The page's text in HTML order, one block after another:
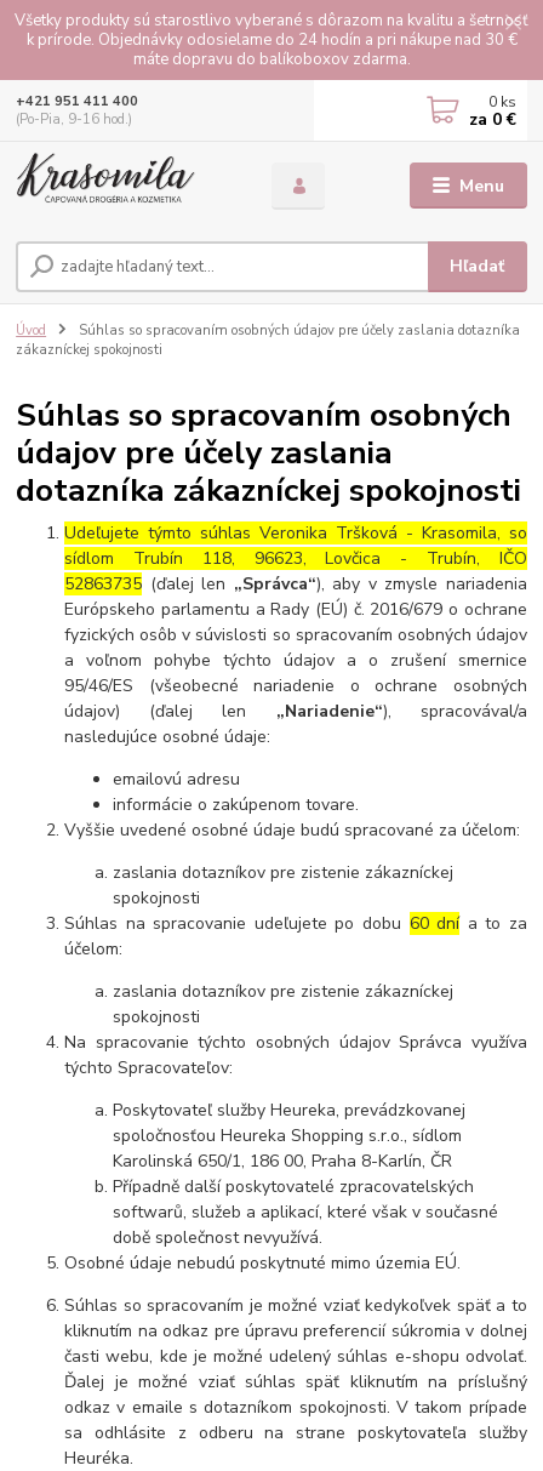
Všetky produkty sú starostlivo vyberané s dôrazom na kvalitu a šetrnosť
k prírode. Objednávky odosielame do 24 hodín a pri nákupe nad 30 €
máte dopravu do balíkoboxov zdarma.
Menu
Hľadať
+421 951 411 400
(Po-Pia, 9-16 hod.)
0 ks
za 0 €
Úvod
Súhlas so spracovaním osobných údajov pre účely zaslania dotazníka
zákazníckej spokojnosti
Súhlas so spracovaním osobných
údajov pre účely zaslania
dotazníka zákazníckej spokojnosti
Udeľujete týmto súhlas Veronika Tršková - Krasomila, so
sídlom Trubín 118, 96623, Lovčica - Trubín, IČO
52863735 (ďalej len „Správca“), aby v zmysle nariadenia
Európskeho parlamentu a Rady (EÚ) č. 2016/679 o ochrane
fyzických osôb v súvislosti so spracovaním osobných údajov
a voľnom pohybe týchto údajov a o zrušení smernice
95/46/ES (všeobecné nariadenie o ochrane osobných
údajov) (ďalej len „Nariadenie“), spracovával/a
nasledujúce osobné údaje:
emailovú adresu
informácie o zakúpenom tovare.
Vyššie uvedené osobné údaje budú spracované za účelom:
zaslania dotazníkov pre zistenie zákazníckej
spokojnosti
Súhlas na spracovanie udeľujete po dobu 60 dnía to za
účelom:
zaslania dotazníkov pre zistenie zákazníckej
spokojnosti
Na spracovanie týchto osobných údajov Správca využíva
týchto Spracovateľov:
Poskytovateľ služby Heureka, prevádzkovanej
spoločnosťou Heureka Shopping s.r.o., sídlom
Karolinská 650/1, 186 00, Praha 8-Karlín, ČR
Případně další poskytovatelé zpracovatelských
softwarů, služeb a aplikací, které však v současné
době společnost nevyužívá.
Osobné údaje nebudú poskytnuté mimo územia EÚ.
Súhlas so spracovaním je možné vziať kedykoľvek späť a to
kliknutím na odkaz pre úpravu preferencií súkromia v dolnej
časti webu, kde je možné udelený súhlas e-shopu odvolať.
Ďalej je možné vziať súhlas späť kliknutím na príslušný
odkaz v emaile s dotazníkom spokojnosti. V takom prípade
sa odhlásite z odberu na strane poskytovateľa služby
Heuréka.